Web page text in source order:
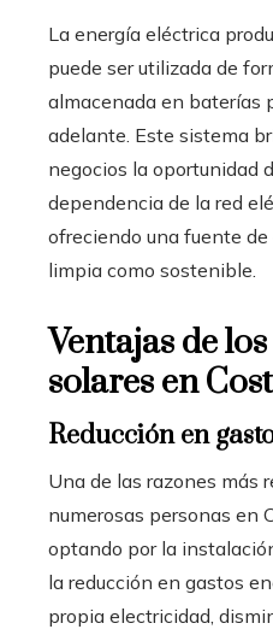
La energía eléctrica
puede ser utilizada de
almacenada en baterías
adelante. Este sistema
negocios la oportunidad
dependencia de la red
ofreciendo una fuente
limpia como sostenible.
Ventajas de
solares en
Reducción en
Una de las razones más
numerosas personas en
optando por la
la reducción en gastos
propia electricidad,